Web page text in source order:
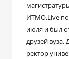
ИТМО.Live по
июля и был
друзей
ректор